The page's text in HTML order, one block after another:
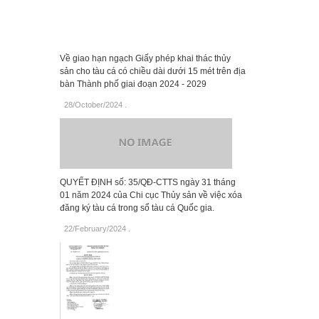
Về giao hạn ngạch Giấy phép khai thác thủy
sản cho tàu cá có chiều dài dưới 15 mét trên địa
bàn Thành phố giai đoạn 2024 - 2029
28/October/2024.
QUYẾT ĐỊNH số: 35/QĐ-CTTS ngày 31 tháng
01 năm 2024 của Chi cục Thủy sản về việc xóa
đăng ký tàu cá trong sổ tàu cá Quốc gia.
22/February/2024.